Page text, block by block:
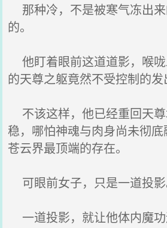
那种冷，不是被寒气冻出
的。
他盯着眼前这道道影，喉
的天尊之躯竟然不受控制的发
不该这样，他已经重回天
稳，哪怕神魂与肉身尚未彻
苍云界最顶端的存在。
可眼前女子，只是一道投影
一道投影，就让他体内魔